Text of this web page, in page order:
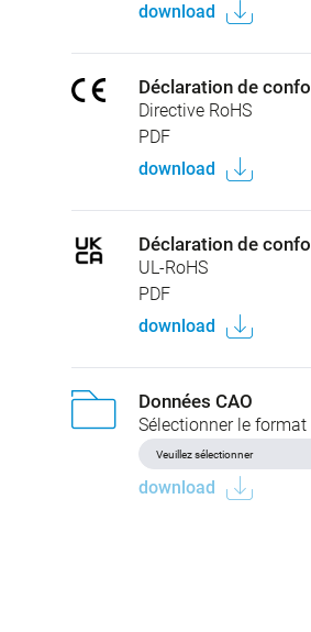
download
Déclaration de
Directive RoHS
PDF
download
Déclaration de
UL-RoHS
PDF
download
Données CAO
Sélectionner le
download